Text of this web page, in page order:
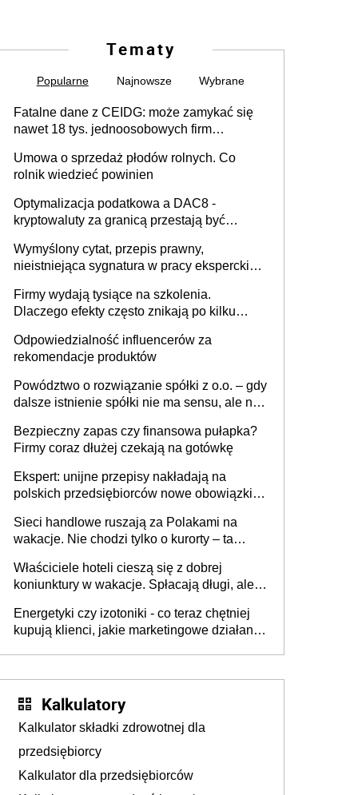
Tematy
Popularne Najnowsze Wybrane
Fatalne dane z CEIDG: może zamykać się
nawet 18 tys. jednoosobowych firm
Umowa o sprzedaż płodów rolnych. Co
rolnik wiedzieć powinien
Optymalizacja podatkowa a DAC8 -
kryptowaluty za granicą przestają być
Wymyślony cytat, przepis prawny,
nieistniejąca sygnatura w pracy eksperckiej -
firmie
Firmy wydają tysiące na szkolenia.
Dlaczego efekty często znikają po kilku
Odpowiedzialność influencerów za
rekomendacje produktów
Powództwo o rozwiązanie spółki z o.o. – gdy
dalsze istnienie spółki nie ma sensu, ale nie
Bezpieczny zapas czy finansowa pułapka?
Firmy coraz dłużej czekają na gotówkę
Ekspert: unijne przepisy nakładają na
polskich przedsiębiorców nowe obowiązki w
Sieci handlowe ruszają za Polakami na
wakacje. Nie chodzi tylko o kurorty – ta
tam, gdzie wielu spędzi urlop po cichu
Właściciele hoteli cieszą się z dobrej
koniunktury w wakacje. Spłacają długi, ale
Energetyki czy izotoniki - co teraz chętniej
kupują klienci, jakie marketingowe działania
Kalkulatory
Kalkulator składki zdrowotnej dla
przedsiębiorcy
Kalkulator dla przedsiębiorców